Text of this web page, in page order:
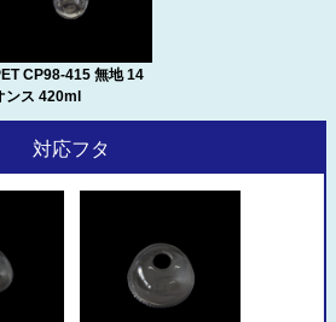
CP98-415 無地 14
ンス 420ml
対応フタ